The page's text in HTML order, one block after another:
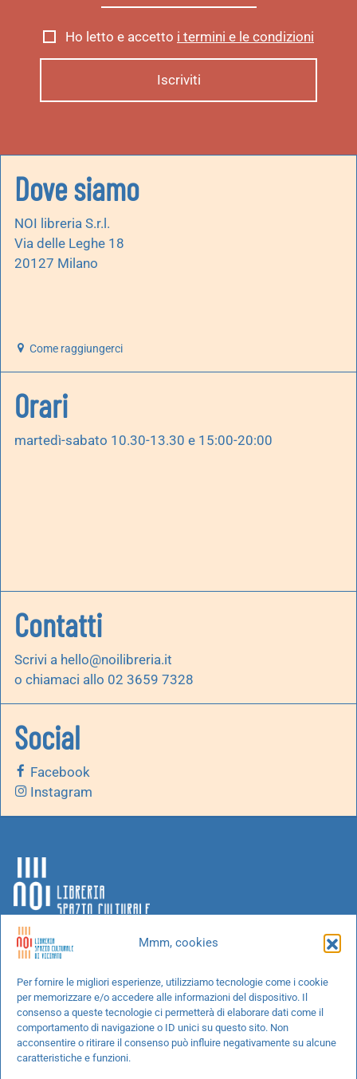
Mmm, cookies
Per fornire le migliori esperienze, utilizziamo tecnologie come i cookie
per memorizzare e/o accedere alle informazioni del dispositivo. Il
consenso a queste tecnologie ci permetterà di elaborare dati come il
comportamento di navigazione o ID unici su questo sito. Non
acconsentire o ritirare il consenso può influire negativamente su alcune
caratteristiche e funzioni.
Ho letto e accetto i termini e le condizioni
Dove siamo
NOI libreria S.r.l.
Via delle Leghe 18
20127 Milano
Come raggiungerci
Orari
martedì-sabato 10.30-13.30 e 15:00-20:00
Contatti
Scrivi a hello@noilibreria.it
o chiamaci allo 02 3659 7328
Social
Facebook
Instagram
Chi siamo
Progetti speciali
Richiedi un libro
Spedizioni